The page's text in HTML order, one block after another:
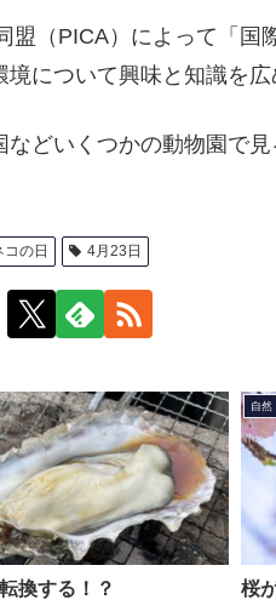
（PICA）によって「国
について興味と知識を広
どいくつかの動物園で見
コの日 4月23日
換する！？
自然
桜